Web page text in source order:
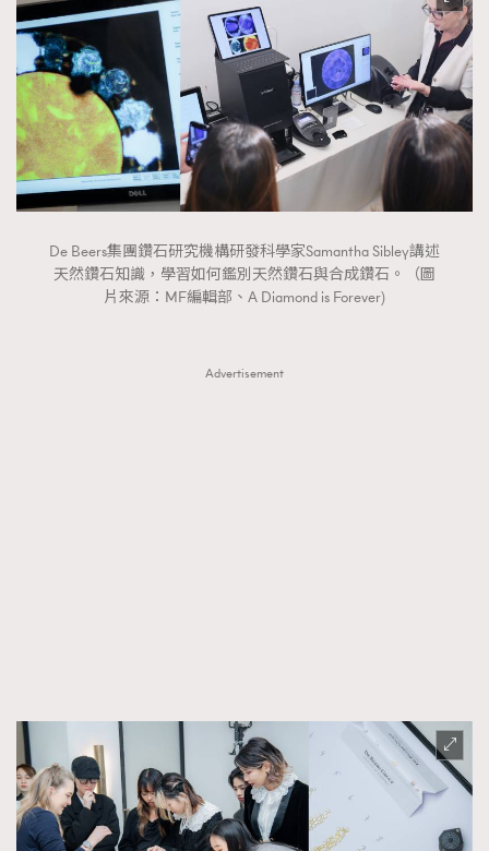
De Beers集團鑽石研究機構研發科學家Samantha Sibley講述
天然鑽石知識，學習如何鑑別天然鑽石與合成鑽石。（圖
片來源：MF編輯部、A Diamond is Forever)
Advertisement